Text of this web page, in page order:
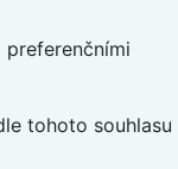
preferenčními
tohoto souhlasu